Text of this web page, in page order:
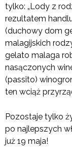
tylko: „Lody z
rezultatem
(duchowy dom
malagijskich
gelato malaga
nasączonych
(passito)
ten wciąż
Pozostaje tylko
po najlepszych
już 19 maja!